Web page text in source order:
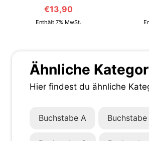
€13,90
Enthält 7% MwSt.
Ähnliche
Hier findest du ähnliche
Buchstabe A Buchstabe